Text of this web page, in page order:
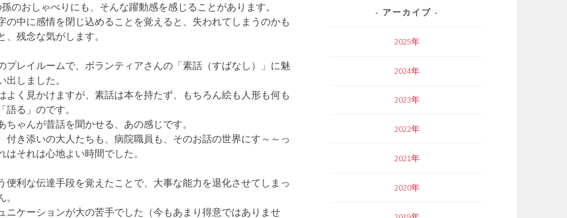
のおしゃべりにも、そんな躍動感を感じることがあります。
の中に感情を閉じ込めることを覚えると、失われてしまうのかも
、残念な気がします。
プレイルームで、ボランティアさんの「素話（すばなし）」に魅
出しました。
よく見かけますが、素話は本を持たず、もちろん絵も人形も何も
る」のです。
ちゃんが昔話を聞かせる、あの感じです。
付き添いの大人たちも、病院職員も、そのお話の世界にす～～っ
はそれは心地よい時間でした。
便利な伝達手段を覚えたことで、大事な能力を退化させてしまっ
ニケーションが大の苦手でした（今もあまり得意ではありませ
アーカイブ
2025年
2024年
2023年
2022年
2021年
2020年